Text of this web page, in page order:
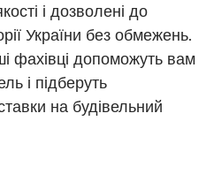
і дозволені до
України без обмежень.
фахівці допоможуть вам
і підберуть
на будівельний